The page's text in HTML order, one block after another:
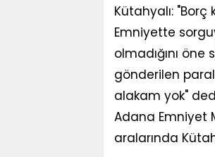
Kütahyalı: "Borç
Emniyette
olmadığını öne
gönderilen
alakam yok"
Adana Emniyet
aralarında